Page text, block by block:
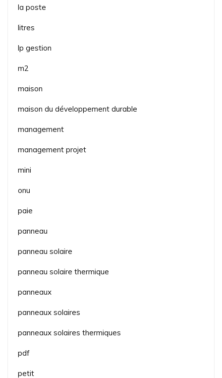
la poste
litres
lp gestion
m2
maison
maison du développement durable
management
management projet
mini
onu
paie
panneau
panneau solaire
panneau solaire thermique
panneaux
panneaux solaires
panneaux solaires thermiques
pdf
petit